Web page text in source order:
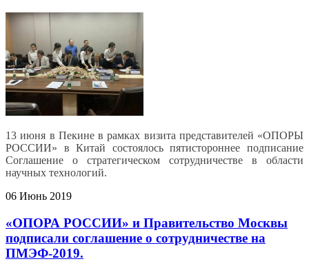
13 июня в Пекине в рамках визита представителей «ОПОРЫ
РОССИИ» в Китай состоялось пятистороннее подписание
Соглашение о стратегическом сотрудничестве в области
научных технологий.
06 Июнь 2019
«ОПОРА РОССИИ» и Правительство Москвы
подписали соглашение о сотрудничестве на
ПМЭФ-2019.